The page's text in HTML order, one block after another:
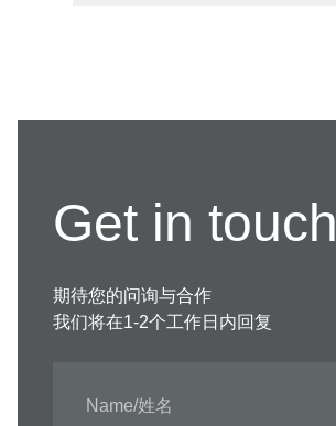
Get in touch
期待您的问询与合作
我们将在1-2个工作日内回复